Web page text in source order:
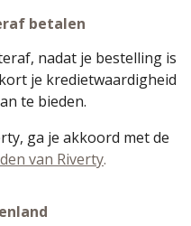
betalen
nadat je bestelling is
je kredietwaardigheid
te bieden.
ga je akkoord met de
van Riverty.